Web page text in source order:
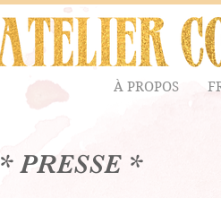
À PROPOS
* PRESSE *